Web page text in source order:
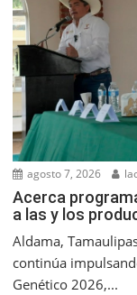
agosto 7, 2026
Acerca
a las y los
Aldama,
continúa
Genético 2026,...